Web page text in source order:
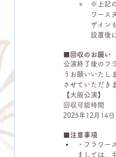
※上記
ワース
ザイン
設置後
■回収のお願い
公演終了後のフ
うお願いいたし
させていただき
【大阪公演】
回収可能時間
2025年12月14
■注意事項
・フラワー
ましては、